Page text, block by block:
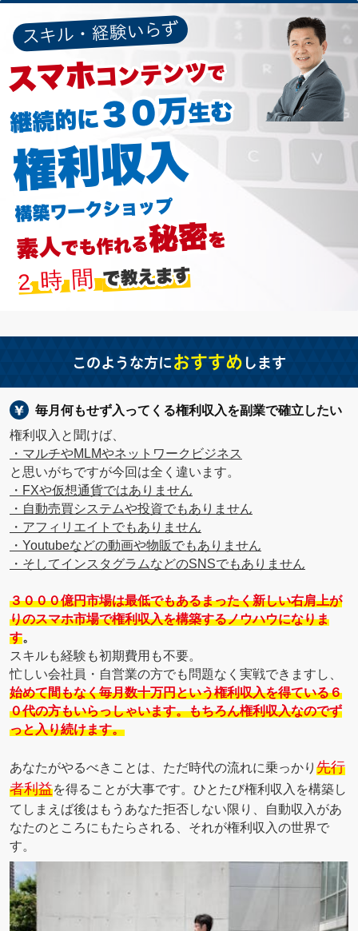
スキル・経験いらず
スマホコンテンツで
継続的に３０万生む
権利収入
構築ワークショップ
素人でも作れる秘密を
2時間で教えます
このような方におすすめ します
毎月何もせず入ってくる権利収入を副業で確立したい
権利収入と聞けば、
・マルチやMLMやネットワークビジネス
と思いがちですが今回は全く違います。
・FXや仮想通貨ではありません
・自動売買システムや投資でもありません
・アフィリエイトでもありません
・Youtubeなどの動画や物販でもありません
・そしてインスタグラムなどのSNSでもありません
３０００億円市場は最低でもあるまったく新しい右肩上が
りのスマホ市場で権利収入を構築するノウハウになりま
す。
スキルも経験も初期費用も不要。
忙しい会社員・自営業の方でも問題なく実戦できますし、
始めて間もなく毎月数十万円という権利収入を得ている６
０代の方もいらっしゃいます。もちろん権利収入なのでず
っと入り続けます。
あなたがやるべきことは、ただ時代の流れに乗っかり 先行
者利益を得ることが大事です。ひとたび権利収入を構築し
てしまえば後はもうあなた拒否しない限り、自動収入があ
なたのところにもたらされる、それが権利収入の世界で
す。